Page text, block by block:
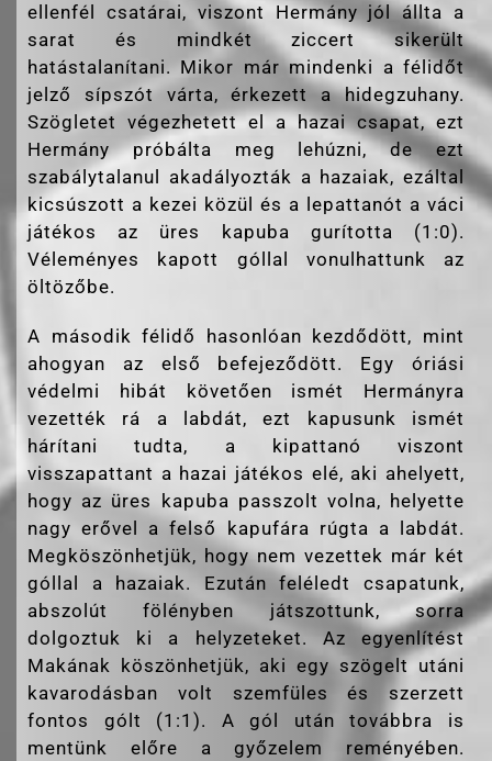
ellenfél csatárai, viszont Hermány jól állta a
sarat és mindkét ziccert sikerült
hatástalanítani. Mikor már mindenki a félidőt
jelző sípszót várta, érkezett a hidegzuhany.
Szögletet végezhetett el a hazai csapat, ezt
Hermány próbálta meg lehúzni, de ezt
szabálytalanul akadályozták a hazaiak, ezáltal
kicsúszott a kezei közül és a lepattanót a váci
játékos az üres kapuba gurította (1:0).
Véleményes kapott góllal vonulhattunk az
öltözőbe.
A második félidő hasonlóan kezdődött, mint
ahogyan az első befejeződött. Egy óriási
védelmi hibát követően ismét Hermányra
vezették rá a labdát, ezt kapusunk ismét
hárítani tudta, a kipattanó viszont
visszapattant a hazai játékos elé, aki ahelyett,
hogy az üres kapuba passzolt volna, helyette
nagy erővel a felső kapufára rúgta a labdát.
Megköszönhetjük, hogy nem vezettek már két
góllal a hazaiak. Ezután feléledt csapatunk,
abszolút fölényben játszottunk, sorra
dolgoztuk ki a helyzeteket. Az egyenlítést
Makának köszönhetjük, aki egy szögelt utáni
kavarodásban volt szemfüles és szerzett
fontos gólt (1:1). A gól után továbbra is
mentünk előre a győzelem reményében.